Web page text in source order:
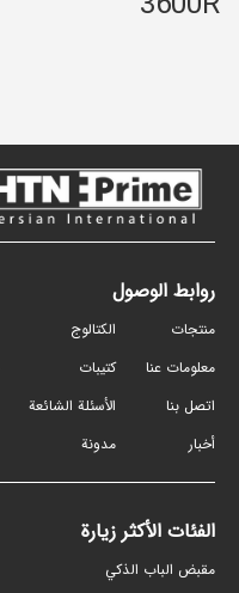
روابط الوصول
منتجات
معلومات عنا
اتصل بنا
أخبار
الكتالوج
كتيبات
الأسئلة الشائعة
مدونة
الفئات الأكثر زيارة
مقبض الباب الذكي